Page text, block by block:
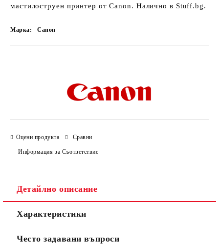
мастилоструен принтер от Canon. Налично в Stuff.bg.
Марка: Canon
Оцени продукта Сравни
Информация за Съответствие
Детайлно описание
Характеристики
Често задавани въпроси